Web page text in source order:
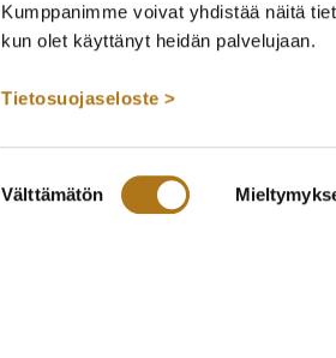
Kumppanimme voivat yhdistää näitä
kun olet käyttänyt heidän palvelujaan.
Tietosuojaseloste >
valinta
Välttämätön